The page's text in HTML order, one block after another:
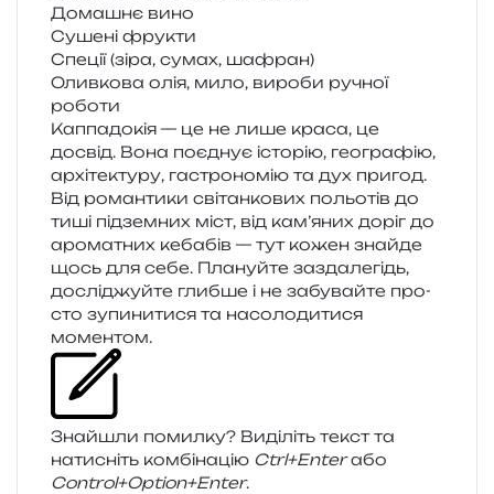
Домашнє вино
Сушені фру­кти
Спеції (зіра, сумах, шафран)
Оливкова олія, мило, виро­би ручної
роботи
Каппадокія — це не лише краса, це
досвід. Вона поєд­нує істо­рію, гео­гра­фію,
архі­те­кту­ру, гастро­но­мію та дух при­год.
Від роман­ти­ки сві­тан­ко­вих польо­тів до
тиші під­зем­них міст, від кам’яних доріг до
аро­ма­тних кеба­бів — тут кожен зна­йде
щось для себе. Плануйте зазда­ле­гідь,
дослі­джуй­те глиб­ше і не забу­вай­те про­
сто зупи­ни­ти­ся та насо­ло­ди­ти­ся
моментом.
Знайшли помил­ку? Виділіть текст та
нати­сніть ком­бі­на­цію Ctrl+Enterабо
Control+Option+Enter.